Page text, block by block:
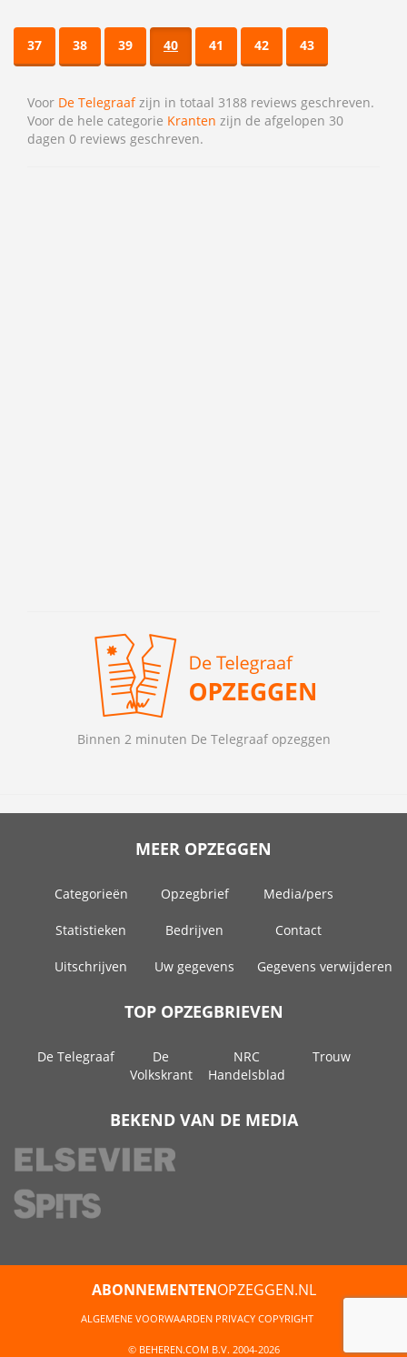
37 38 39 40 41 42 43
Voor De Telegraafzijn in totaal 3188 reviews geschreven.
Voor de hele categorie Kranten zijn de afgelopen 30
dagen 0 reviews geschreven.
Binnen 2 minuten De Telegraaf opzeggen
MEER OPZEGGEN
Categorieën Opzegbrief Media/pers
Statistieken Bedrijven Contact
Uitschrijven Uw gegevens Gegevens verwijderen
TOP OPZEGBRIEVEN
De Telegraaf
De
Volkskrant
NRC
Handelsblad
Trouw
BEKEND VAN DE MEDIA
ABONNEMENTENOPZEGGEN.NL
ALGEMENE VOORWAARDEN PRIVACY COPYRIGHT
© BEHEREN.COM B.V. 2004-2026